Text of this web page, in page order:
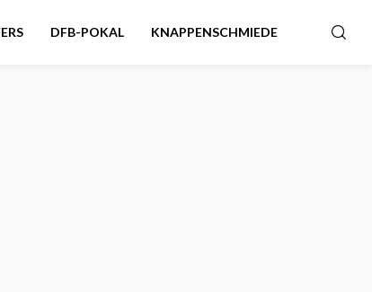
DFB-POKAL KNAPPENSCHMIEDE